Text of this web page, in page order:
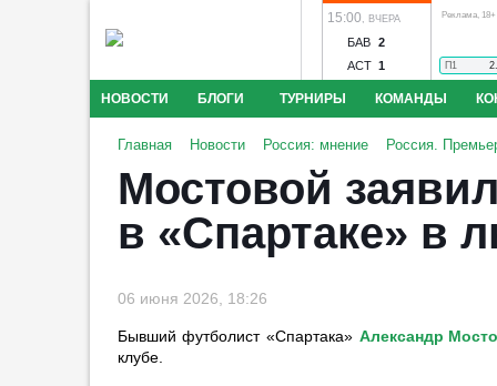
15:00 , ВЧЕРА
БАВ
2
АСТ 1
Реклама, 18+
П1
НОВОСТИ БЛОГИ ТУРНИРЫ КОМАНДЫ
Конкурс
Спортдир «Ньюкасла» заявил,
что клуб не хотел продавать
Гимарайнса
«Ливерпуль» договорился об
00:56
Норвежская ассоциация
призывает Инфантино уйти в
отставку
Крылья Советов - Балтика Локомотив - Акрон
Рязань Муром - Металлург Нарт - Динамо
Динамо Киров
Чита - Чертаново Шумбрат -
Шексна Череповец Оренбург - Локомотив Родина -
Главная Новости Россия: мнение Россия.
Мостовой
в «Спартаке» в
06 июня 2026, 18:26
Бывший футболист «Спартака» Александр
клубе.